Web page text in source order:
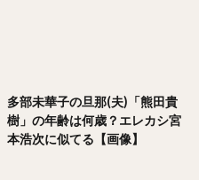
多部未華子の旦那(夫)「熊田貴
樹」の年齢は何歳？エレカシ宮
本浩次に似てる【画像】